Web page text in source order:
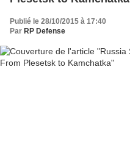
Publié le 28/10/2015 à 17:40
Par RP Defense